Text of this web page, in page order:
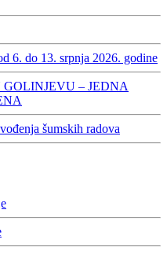
6. do 13. srpnja 2026. godine
– JEDNA
šumskih radova